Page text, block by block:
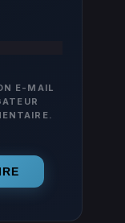
E-MAIL